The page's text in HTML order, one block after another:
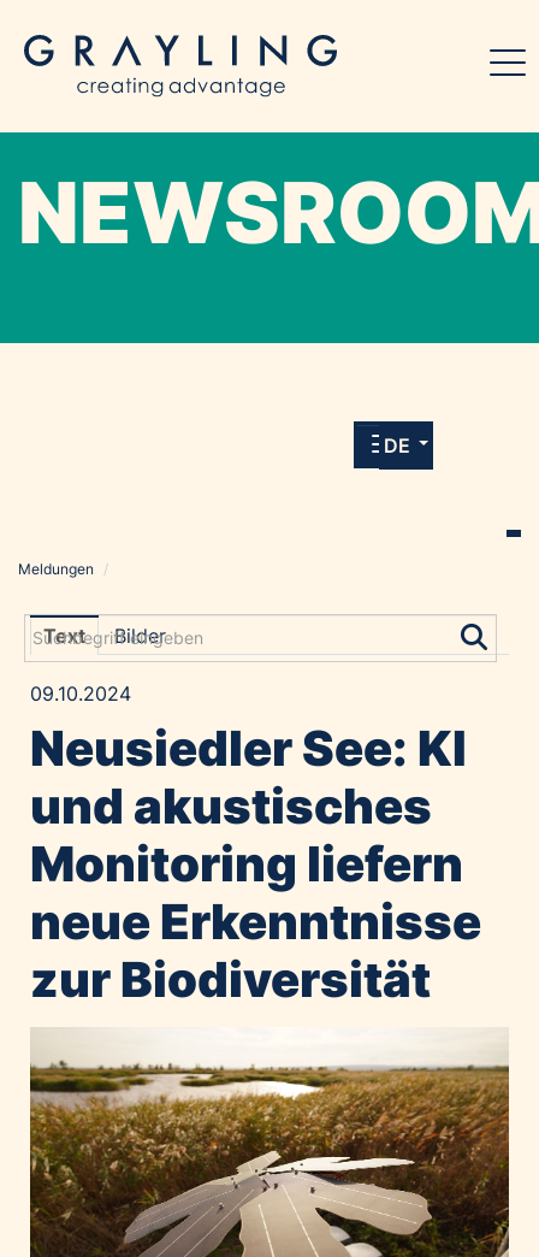
allen Meldungen und Downloads unserer
DE
Grayling Agentur
Alawyer
Amadeus Austrian Music Awards
Constantia Flexibles
Costa Kreuzfahrten
Emirates
Expo 2025 Osaka
Home of Work
Huawei Consumer Business Group
IT:U
JP Immobilien
JYSK
Meldungen /
Text Bilder
09.10.2024
Neusiedler See: KI
und akustisches
Monitoring liefern
neue Erkenntnisse
zur Biodiversität